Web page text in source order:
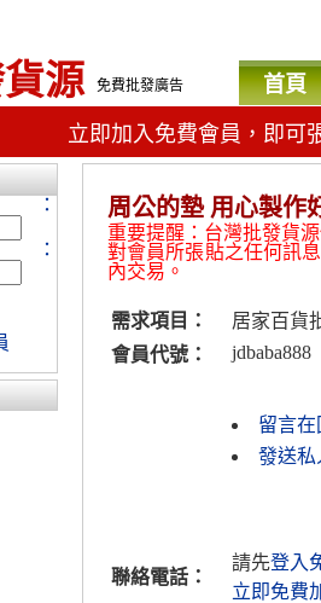
源 免費批發廣告 首頁
立即加入免費會員，即可
周公的墊 用心製作
重要提醒：台灣批發貨
對會員所張貼之任何訊
內交易。
需求項目：
居家百貨
會員代號：
jdbaba888
留言
發送私
聯絡電話：
請先登入
立即免費